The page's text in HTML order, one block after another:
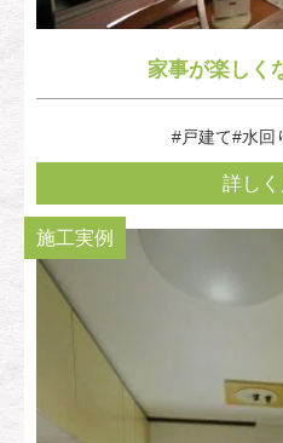
家事が楽しく
#戸建て#水回
詳しく
施工実例